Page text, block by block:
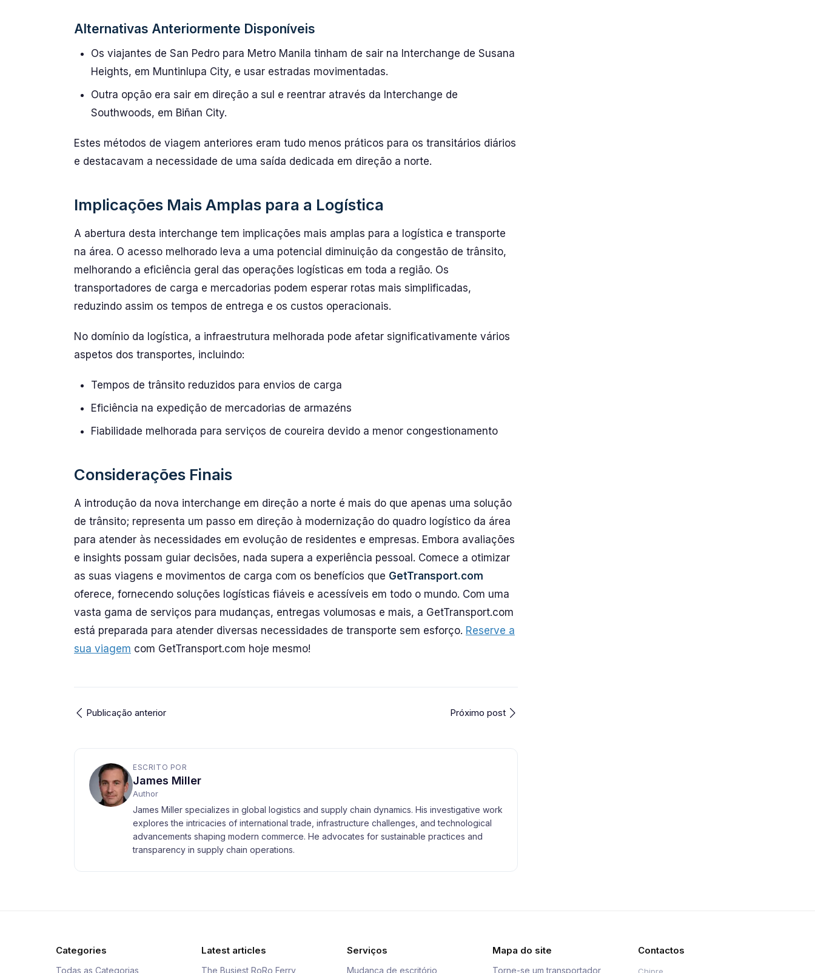
Alternativas Anteriormente Disponíveis
Os viajantes de San Pedro para Metro Manila tinham de sair na Interchange de Susana
Heights, em Muntinlupa City, e usar estradas movimentadas.
Outra opção era sair em direção a sul e reentrar através da Interchange de
Southwoods, em Biñan City.
Estes métodos de viagem anteriores eram tudo menos práticos para os transitários diários
e destacavam a necessidade de uma saída dedicada em direção a norte.
Implicações Mais Amplas para a Logística
A abertura desta interchange tem implicações mais amplas para a logística e transporte
na área. O acesso melhorado leva a uma potencial diminuição da congestão de trânsito,
melhorando a eficiência geral das operações logísticas em toda a região. Os
transportadores de carga e mercadorias podem esperar rotas mais simplificadas,
reduzindo assim os tempos de entrega e os custos operacionais.
No domínio da logística, a infraestrutura melhorada pode afetar significativamente vários
aspetos dos transportes, incluindo:
Tempos de trânsito reduzidos para envios de carga
Eficiência na expedição de mercadorias de armazéns
Fiabilidade melhorada para serviços de coureira devido a menor congestionamento
Considerações Finais
A introdução da nova interchange em direção a norte é mais do que apenas uma solução
de trânsito; representa um passo em direção à modernização do quadro logístico da área
para atender às necessidades em evolução de residentes e empresas. Embora avaliações
e insights possam guiar decisões, nada supera a experiência pessoal. Comece a otimizar
as suas viagens e movimentos de carga com os benefícios que GetTransport.com
oferece, fornecendo soluções logísticas fiáveis e acessíveis em todo o mundo. Com uma
vasta gama de serviços para mudanças, entregas volumosas e mais, a GetTransport.com
está preparada para atender diversas necessidades de transporte sem esforço. Reserve a
sua viagem com GetTransport.com hoje mesmo!
Publicação anterior Próximo post
ESCRITO POR
James Miller
Author
James Miller specializes in global logistics and supply chain dynamics. His investigative work
explores the intricacies of international trade, infrastructure challenges, and technological
advancements shaping modern commerce. He advocates for sustainable practices and
transparency in supply chain operations.
Categories
Todas as Categorias
Latest articles
The Busiest RoRo Ferry
Serviços
Mudança de escritório
Mapa do site
Torne-se um transportador
Contactos